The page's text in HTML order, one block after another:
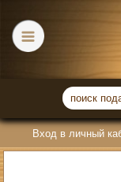
Вход в личный